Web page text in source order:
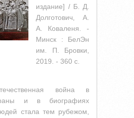
издание] / Б. Д.
Долготович, А.
А. Коваленя. -
Минск : БелЭн
им. П. Бровки,
2019. - 360 с.
война в
и в биографиях
стала тем рубежом,